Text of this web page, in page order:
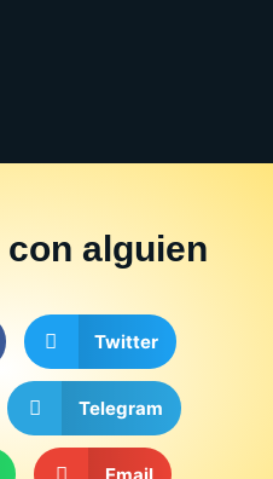
con alguien
Twitter
Telegram